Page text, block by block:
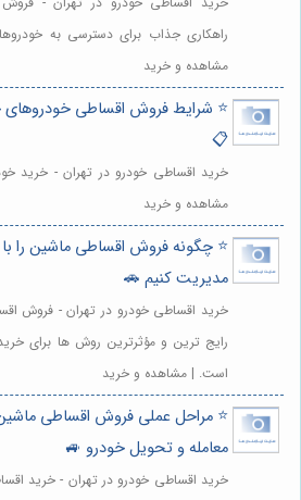
راهکاری جذاب برای دسترسی به
مشاهده و خرید
⭐️ شرایط فروش اقساطی خودروهای
📋
خرید اقساطی خودرو در تهران - خرید
مشاهده و خرید
⭐️ چگونه فروش اقساطی ماشین را
مدیریت کنیم 🚗
خرید اقساطی خودرو در تهران - فروش
رایج ترین و مؤثرترین روش ها برای
است. | مشاهده و خرید
⭐️ مراحل عملی فروش اقساطی
معامله و تحویل خودرو 🚙
خرید اقساطی خودرو در تهران - خرید